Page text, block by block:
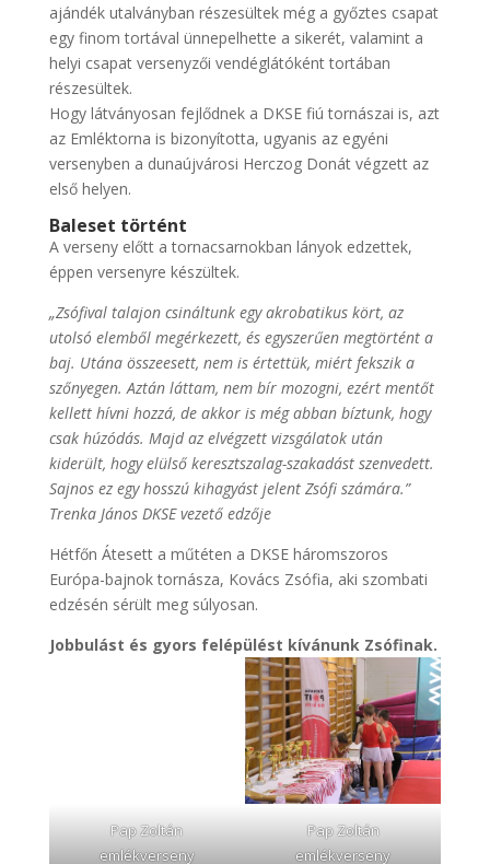
ajándék utalványban részesültek még a győztes csapat
egy finom tortával ünnepelhette a sikerét, valamint a
helyi csapat versenyzői vendéglátóként tortában
részesültek.
Hogy látványosan fejlődnek a DKSE fiú tornászai is, azt
az Emléktorna is bizonyította, ugyanis az egyéni
versenyben a dunaújvárosi Herczog Donát végzett az
első helyen.
Baleset történt
A verseny előtt a tornacsarnokban lányok edzettek,
éppen versenyre készültek.
„Zsófival talajon csináltunk egy akrobatikus kört, az
utolsó elemből megérkezett, és egyszerűen megtörtént a
baj. Utána összeesett, nem is értettük, miért fekszik a
szőnyegen. Aztán láttam, nem bír mozogni, ezért mentőt
kellett hívni hozzá, de akkor is még abban bíztunk, hogy
csak húzódás. Majd az elvégzett vizsgálatok után
kiderült, hogy elülső keresztszalag-szakadást szenvedett.
Sajnos ez egy hosszú kihagyást jelent Zsófi számára.”
Trenka János DKSE vezető edzője
Hétfőn Átesett a műtéten a DKSE háromszoros
Európa-bajnok tornásza, Kovács Zsófia, aki szombati
edzésén sérült meg súlyosan.
Jobbulást és gyors felépülést kívánunk Zsófinak.
Pap Zoltán
emlékverseny
Pap Zoltán
emlékverseny